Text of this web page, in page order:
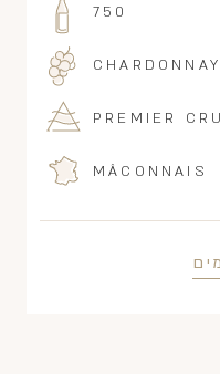
750
CHARDONNAY
PREMIER CRU
MÂCONNAIS